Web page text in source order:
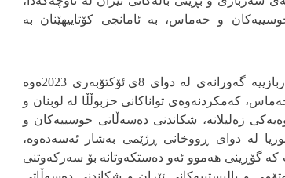
و حەماس، بە ئامانجی کۆتاییهێنان بە
3/ سەرەڕای ئەو دەستکەوتە سەربازییە گەورانەی لە دوای 8ی ئۆکتۆبەری 2023ەوە
کەمکردنەوەی تواناکانی حزبوڵڵا لە لوبنان و
زەلیلانە، شکاندنی دەسەڵاتی حوسییەکان و
لە دوای ڕووخانی ڕژێمی بەشار ئەسەدەوە،
کە گۆڕینی هەموو ئەو دەستکەوتانە بۆ سەرکەوتنی